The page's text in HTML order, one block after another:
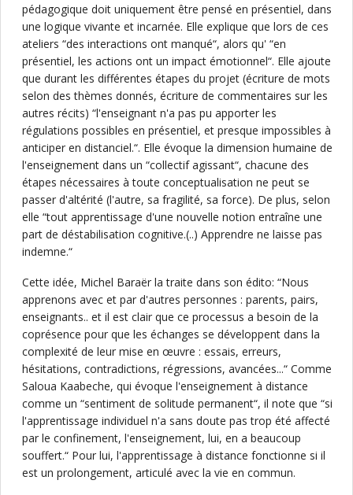
pédagogique doit uniquement être pensé en présentiel, dans
une logique vivante et incarnée. Elle explique que lors de ces
ateliers “des interactions ont manqué“, alors qu' “en
présentiel, les actions ont un impact émotionnel“. Elle ajoute
que durant les différentes étapes du projet (écriture de mots
selon des thèmes donnés, écriture de commentaires sur les
autres récits) “l'enseignant n'a pas pu apporter les
régulations possibles en présentiel, et presque impossibles à
anticiper en distanciel.“. Elle évoque la dimension humaine de
l'enseignement dans un “collectif agissant“, chacune des
étapes nécessaires à toute conceptualisation ne peut se
passer d'altérité (l'autre, sa fragilité, sa force). De plus, selon
elle “tout apprentissage d'une nouvelle notion entraîne une
part de déstabilisation cognitive.(..) Apprendre ne laisse pas
indemne.“
Cette idée, Michel Baraër la traite dans son édito: “Nous
apprenons avec et par d'autres personnes : parents, pairs,
enseignants.. et il est clair que ce processus a besoin de la
coprésence pour que les échanges se développent dans la
complexité de leur mise en œuvre : essais, erreurs,
hésitations, contradictions, régressions, avancées...“ Comme
Saloua Kaabeche, qui évoque l'enseignement à distance
comme un “sentiment de solitude permanent“, il note que “si
l'apprentissage individuel n'a sans doute pas trop été affecté
par le confinement, l'enseignement, lui, en a beaucoup
souffert.“ Pour lui, l'apprentissage à distance fonctionne si il
est un prolongement, articulé avec la vie en commun.